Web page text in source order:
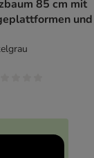
85 cm mit
und